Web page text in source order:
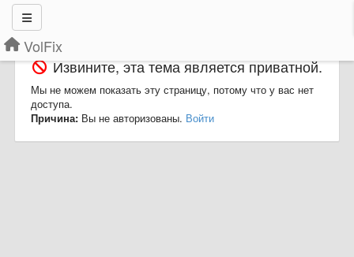
VolFix
Извините, эта тема является приватной.
Мы не можем показать эту страницу, потому что у вас нет
доступа.
Причина: Вы не авторизованы. Войти